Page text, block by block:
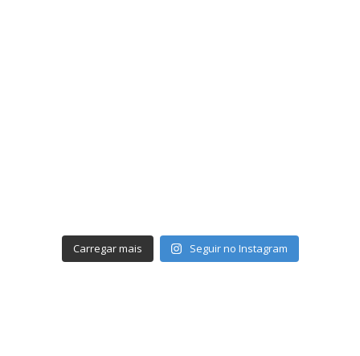
Carregar mais Seguir no Instagram